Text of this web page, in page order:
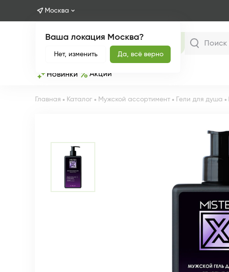
Москва
Ваша локация Москва?
Нет, изменить Да, всё верно
Новинки Акции
Главная Каталог Мужской ассортимент Гели для душа